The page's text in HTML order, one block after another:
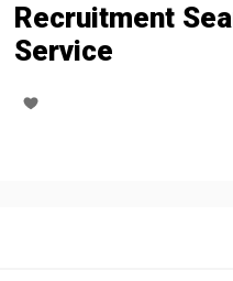
Recruitment
Service